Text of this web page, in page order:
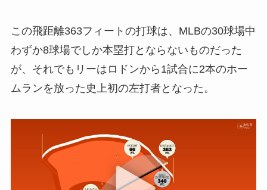
この飛距離363フィートの打球は、MLBの30球場中
わずか8球場でしか本塁打とならないものだった
が、それでもリーはロドンから1試合に2本のホー
ムランを放った史上初の左打者となった。